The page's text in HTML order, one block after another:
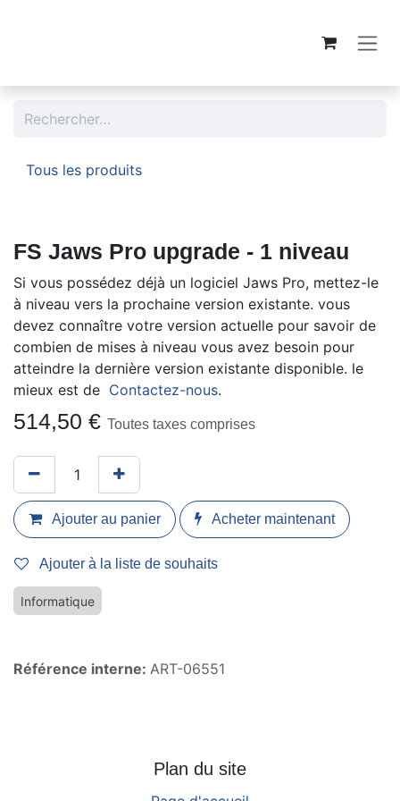
Tous les produits
FS Jaws Pro upgrade - 1 niveau
Si vous possédez déjà un logiciel Jaws Pro, mettez-le
à niveau vers la prochaine version existante. vous
devez connaître votre version actuelle pour savoir de
combien de mises à niveau vous avez besoin pour
atteindre la dernière version existante disponible. le
mieux est de Contactez-nous.
514,50€ Toutes taxes comprises
Ajouter au panier Acheter maintenant
Ajouter à la liste de souhaits
Informatique
Référence interne: ART-06551
Plan du site